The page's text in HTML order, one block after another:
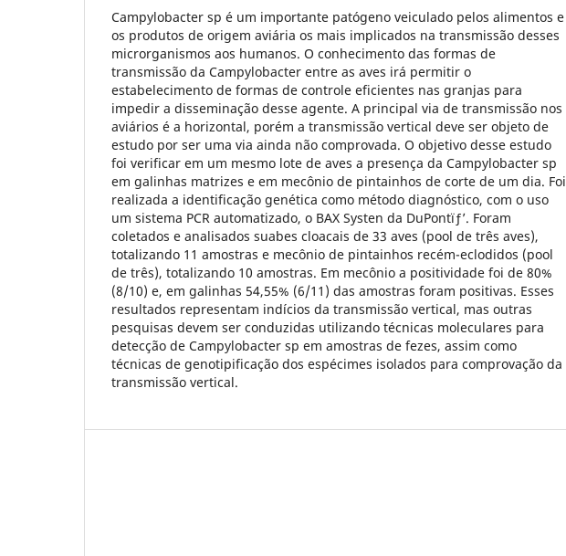
Campylobacter sp é um importante patógeno veiculado pelos alimentos e
os produtos de origem aviária os mais implicados na transmissão desses
microrganismos aos humanos. O conhecimento das formas de
transmissão da Campylobacter entre as aves irá permitir o
estabelecimento de formas de controle eficientes nas granjas para
impedir a disseminação desse agente. A principal via de transmissão nos
aviários é a horizontal, porém a transmissão vertical deve ser objeto de
estudo por ser uma via ainda não comprovada. O objetivo desse estudo
foi verificar em um mesmo lote de aves a presença da Campylobacter sp
em galinhas matrizes e em mecônio de pintainhos de corte de um dia. Foi
realizada a identificação genética como método diagnóstico, com o uso
um sistema PCR automatizado, o BAX Systen da DuPontïƒ’. Foram
coletados e analisados suabes cloacais de 33 aves (pool de três aves),
totalizando 11 amostras e mecônio de pintainhos recém-eclodidos (pool
de três), totalizando 10 amostras. Em mecônio a positividade foi de 80%
(8/10) e, em galinhas 54,55% (6/11) das amostras foram positivas. Esses
resultados representam indícios da transmissão vertical, mas outras
pesquisas devem ser conduzidas utilizando técnicas moleculares para
detecção de Campylobacter sp em amostras de fezes, assim como
técnicas de genotipificação dos espécimes isolados para comprovação da
transmissão vertical.